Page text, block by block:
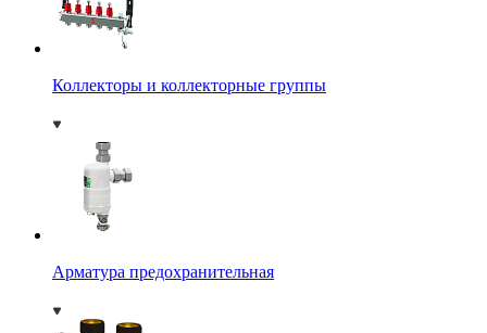
Коллекторы и коллекторные группы
Арматура предохранительная